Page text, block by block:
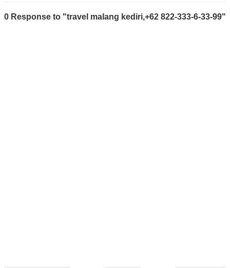
0 Response to "travel malang kediri,+62 822-333-6-33-99"